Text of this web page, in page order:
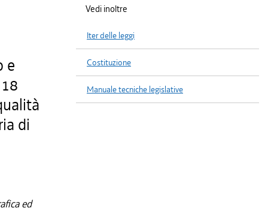
e
di
ed
Vedi inoltre
Iter delle leggi
Costituzione
Manuale tecniche legislative